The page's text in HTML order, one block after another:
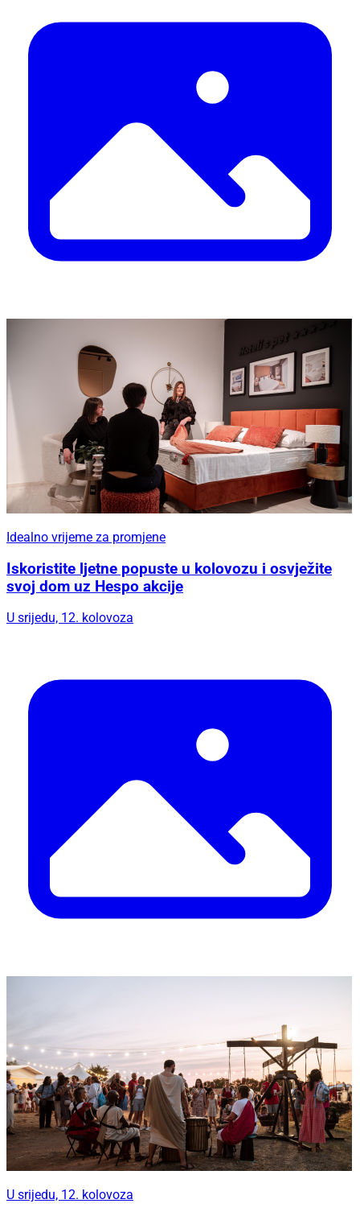
Idealno vrijeme za promjene
Iskoristite ljetne popuste u kolovozu i osvježite
svoj dom uz Hespo akcije
U srijedu, 12. kolovoza
U srijedu, 12. kolovoza